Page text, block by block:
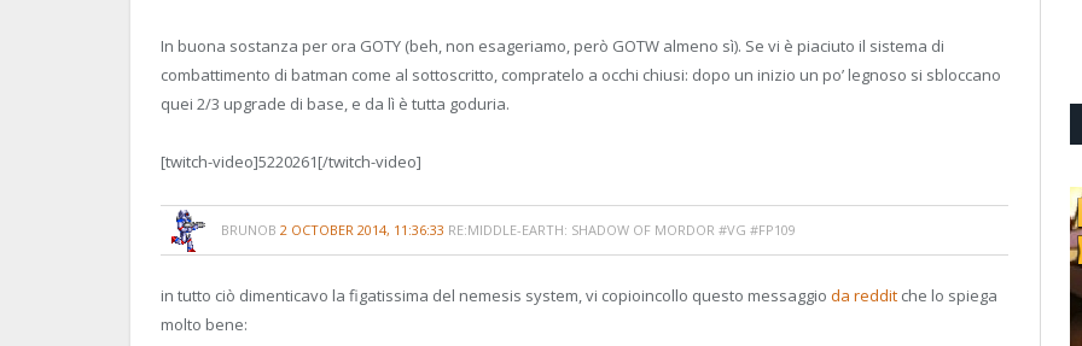
In buona sostanza per ora GOTY (beh, non esageriamo, però GOTW almeno sì). Se vi è piaciuto il sistema di
combattimento di batman come al sottoscritto, compratelo a occhi chiusi: dopo un inizio un po’ legnoso si sbloccano
quei 2/3 upgrade di base, e da lì è tutta goduria.
[twitch-video]5220261[/twitch-video]
BRUNOB 2 OCTOBER 2014, 11:36:33 RE:MIDDLE-EARTH: SHADOW OF MORDOR #VG #FP109
in tutto ciò dimenticavo la figatissima del nemesis system, vi copioincollo questo messaggio da reddit che lo spiega
molto bene: